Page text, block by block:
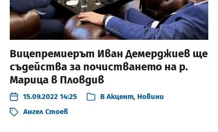
Вицепремиерът Иван Демерджиев ще
съдейства за почистването на р.
Марица в Пловдив
15.09.2022 14:25 В Акцент, Новини
Ангел Стоев